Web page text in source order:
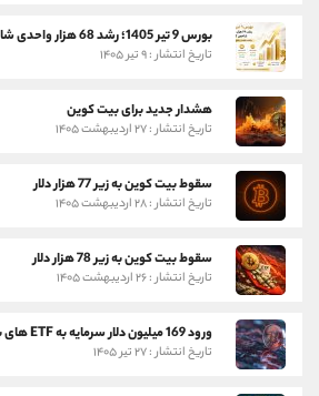
تاریخ انتشار : ۹ تیر ۱۴۰۵
هشدار جدید برای بیت کوین
تاریخ انتشار : ۲۷ اردیبهشت ۱۴۰۵
سقوط بیت کوین به زیر 77 هزار دلار
تاریخ انتشار : ۲۸ اردیبهشت ۱۴۰۵
سقوط بیت کوین به زیر 78 هزار دلار
تاریخ انتشار : ۲۶ اردیبهشت ۱۴۰۵
ورود 169 میلیون دلار سرمایه به ETF های بیت کوین و اتریوم
تاریخ انتشار : ۲۷ تیر ۱۴۰۵